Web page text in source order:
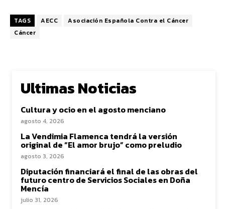
TAGS AECC
Asociación Española Contra el Cáncer
Cáncer
Ultimas Noticias
Cultura y ocio en el agosto menciano
agosto 4, 2026
La Vendimia Flamenca tendrá la versión
original de “El amor brujo” como preludio
agosto 3, 2026
Diputación financiará el final de las obras del
futuro centro de Servicios Sociales en Doña
Mencía
julio 31, 2026